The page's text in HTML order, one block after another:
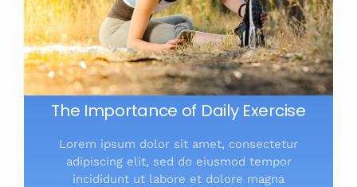
The Importance of Daily Exercise
Lorem ipsum dolor sit amet, consectetur
adipiscing elit, sed do eiusmod tempor
incididunt ut labore et dolore magna